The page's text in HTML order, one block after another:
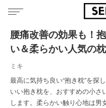
腰痛改善の効果も！
い＆柔らかい人気の
ミキ
最高に気持ち良い“抱き枕”を探
いい抱き枕を、おすすめの小さ
します。柔らかい触り心地は